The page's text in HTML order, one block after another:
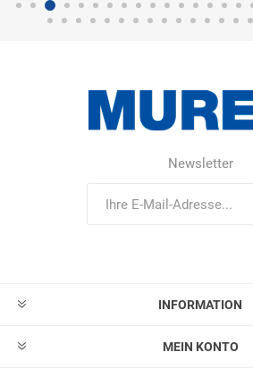
Newsletter
INFORMATION
MEIN KONTO